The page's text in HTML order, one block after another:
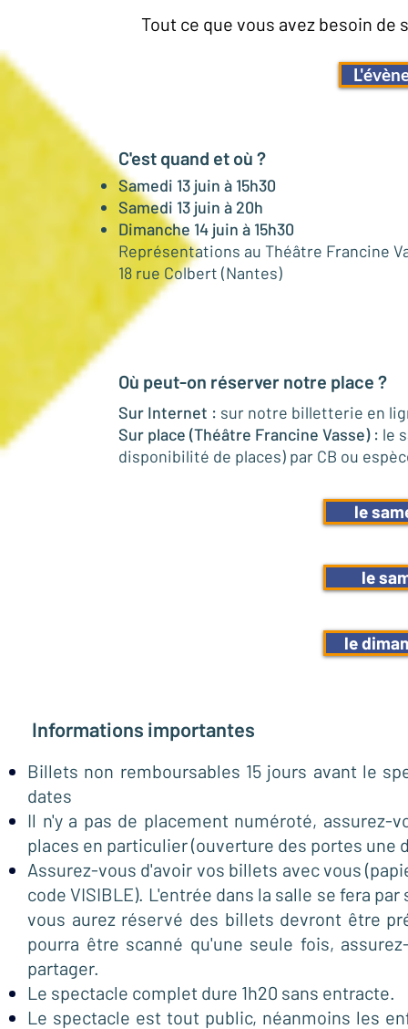
Tout ce que vous avez besoin
C'est quand et où ?
Samedi 13 juin à 15h30
Samedi 13 juin à 20h
Dimanche 14 juin à 15h30​​
Représentations au Théâtre Francine
18 rue Colbert (Nantes)
Où peut-on réserver notre place ?
Sur Internet : sur notre billetterie en
Sur place (Théâtre Francine Vasse) : le
disponibilité de places) par CB ou
le
le
le
Informations importantes
Billets non remboursables 15 jours avant le
dates
Il n'y a pas de placement numéroté, assurez-
places en particulier (ouverture des portes une
Assurez-vous d'avoir vos billets avec vous
code VISIBLE). L'entrée dans la salle se fera
vous aurez réservé des billets devront être
pourra être scanné qu'une seule fois,
partager.
Le spectacle complet dure 1h20 sans entracte.
Le spectacle est tout public, néanmoins les